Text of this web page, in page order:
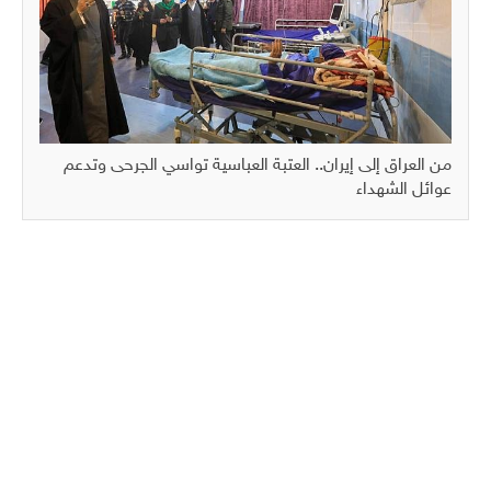
من العراق إلى إيران.. العتبة العباسية تواسي الجرحى وتدعم
عوائل الشهداء